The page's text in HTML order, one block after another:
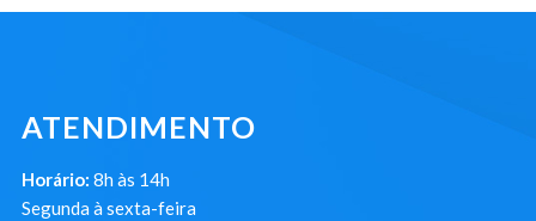
ATENDIMENTO
Horário: 8h às 14h
Segunda à sexta-feira